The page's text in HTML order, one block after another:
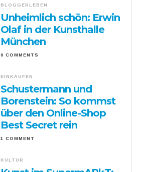
BLOGGERLEBEN
Unheimlich schön: Erwin
Olaf in der Kunsthalle
München
0 COMMENTS
EINKAUFEN
Schustermann und
Borenstein: So kommst
über den Online-Shop
Best Secret rein
1 COMMENT
KULTUR